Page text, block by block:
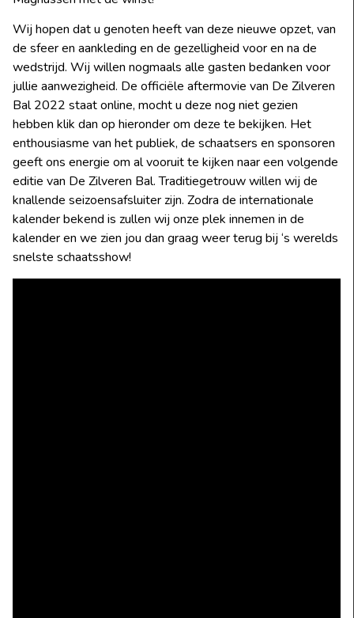
Wij hopen dat u genoten heeft van deze nieuwe opzet, van
de sfeer en aankleding en de gezelligheid voor en na de
wedstrijd. Wij willen nogmaals alle gasten bedanken voor
jullie aanwezigheid. De officiële aftermovie van De Zilveren
Bal 2022 staat online, mocht u deze nog niet gezien
hebben klik dan op hieronder om deze te bekijken. Het
enthousiasme van het publiek, de schaatsers en sponsoren
geeft ons energie om al vooruit te kijken naar een volgende
editie van De Zilveren Bal. Traditiegetrouw willen wij de
knallende seizoensafsluiter zijn. Zodra de internationale
kalender bekend is zullen wij onze plek innemen in de
kalender en we zien jou dan graag weer terug bij ‘s werelds
snelste schaatsshow!